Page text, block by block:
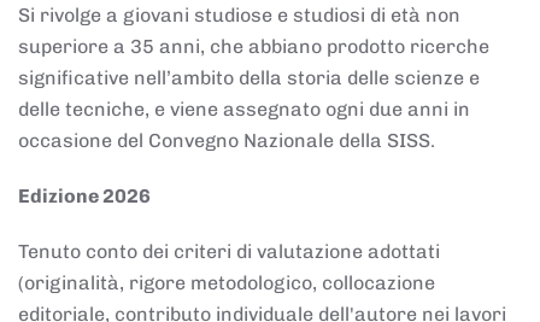
Si rivolge a giovani studiose e studiosi di età non
superiore a 35 anni, che abbiano prodotto ricerche
significative nell’ambito della storia delle scienze e
delle tecniche, e viene assegnato ogni due anni in
occasione del Convegno Nazionale della SISS.
Edizione 2026
Tenuto conto dei criteri di valutazione adottati
(originalità, rigore metodologico, collocazione
editoriale, contributo individuale dell'autore nei lavori